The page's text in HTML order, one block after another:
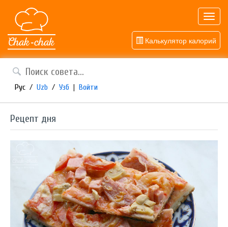
Калькулятор калорий
Рус / Uzb / Узб | Войти
Рецепт дня